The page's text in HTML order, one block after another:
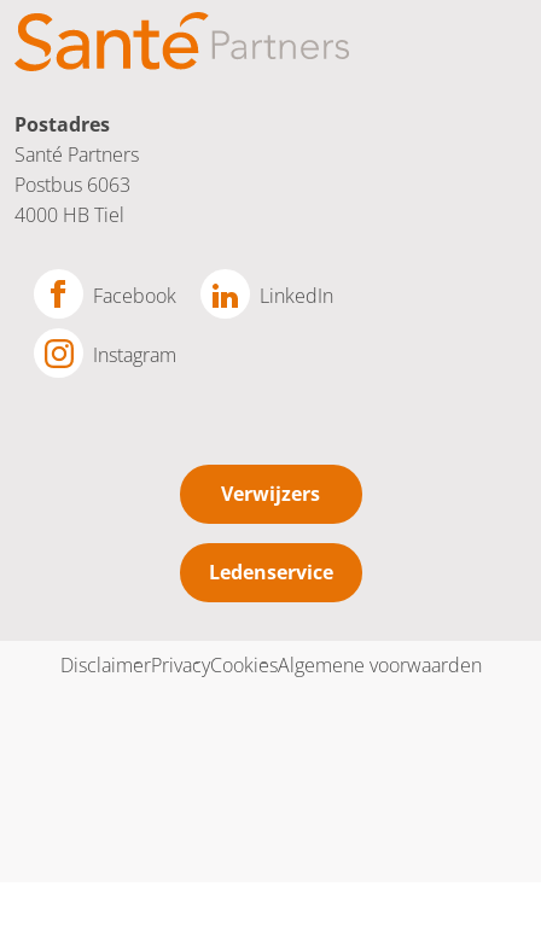
Postadres
Santé Partners
Postbus 6063
4000 HB Tiel
Facebook LinkedIn
Instagram
Verwijzers
Ledenservice
DisclaimerPrivacyCookiesAlgemene voorwaarden